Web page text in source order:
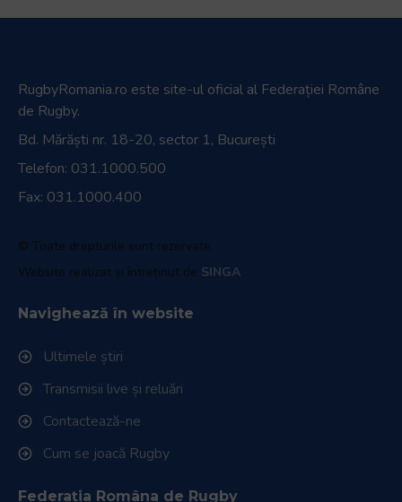
RugbyRomania.ro este site-ul oficial al Federației Române
de Rugby.
Bd. Mărăști nr. 18-20, sector 1, București
Telefon: 031.1000.500
Fax: 031.1000.400
© Toate drepturile sunt rezervate.
Website realizat și întreținut de SINGA
Navighează în website
Ultimele știri
Transmisii live și reluări
Contactează-ne
Cum se joacă Rugby
Federația Româna de Rugby